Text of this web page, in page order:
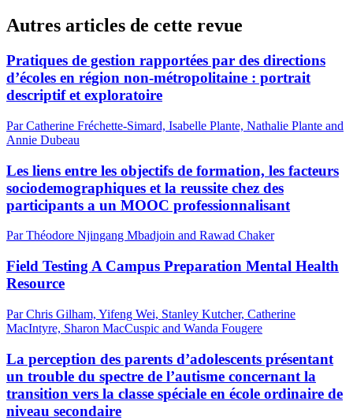
Autres articles de cette revue
Pratiques de gestion rapportées par des directions
d’écoles en région non-métropolitaine : portrait
descriptif et exploratoire
Par Catherine Fréchette-Simard, Isabelle Plante, Nathalie Plante and
Annie Dubeau
Les liens entre les objectifs de formation, les facteurs
sociodemographiques et la reussite chez des
participants a un MOOC professionnalisant
Par Théodore Njingang Mbadjoin and Rawad Chaker
Field Testing A Campus Preparation Mental Health
Resource
Par Chris Gilham, Yifeng Wei, Stanley Kutcher, Catherine
MacIntyre, Sharon MacCuspic and Wanda Fougere
La perception des parents d’adolescents présentant
un trouble du spectre de l’autisme concernant la
transition vers la classe spéciale en école ordinaire de
niveau secondaire